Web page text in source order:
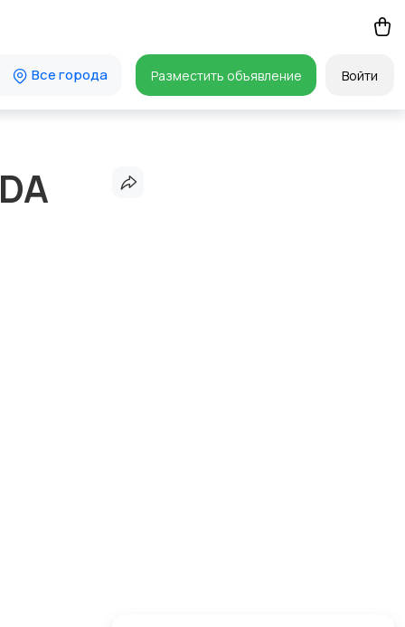
Все города Разместить объявление Войти